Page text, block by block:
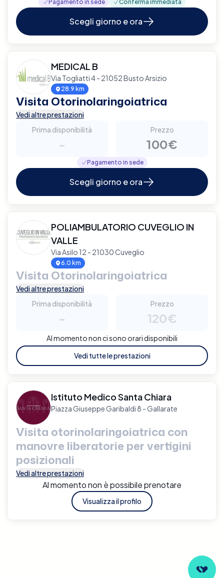
Pagamento in sede Conferma immediata
Scegli giorno e ora
MEDICAL B
Via Togliatti 4 - 21052 Busto Arsizio
28.9 km
Visita Otorinolaringoiatrica
Vedi altre prestazioni
Prima disponibilità
-
Prezzo
100€
Pagamento in sede
Scegli giorno e ora
POLIAMBULATORIO CUVEGLIO IN
VALLE
Via Asilo 12 - 21030 Cuveglio
6.0 km
Visita Otorinolaringoiatrica
Vedi altre prestazioni
Prima disponibilità
-
Prezzo
120€
Al momento non ci sono orari disponibili
Vedi tutte le prestazioni
Istituto Medico Santa Chiara
Piazza Giuseppe Garibaldi 8 - Gallarate
Visita otorinolaringoiatrica con
manovre liberatorie per vertigini
posizionali
Vedi altre prestazioni
Al momento non è possibile prenotare
Visualizza il profilo